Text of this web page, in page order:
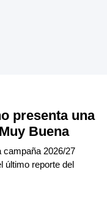
presenta una
Buena
campaña 2026/27
último reporte del